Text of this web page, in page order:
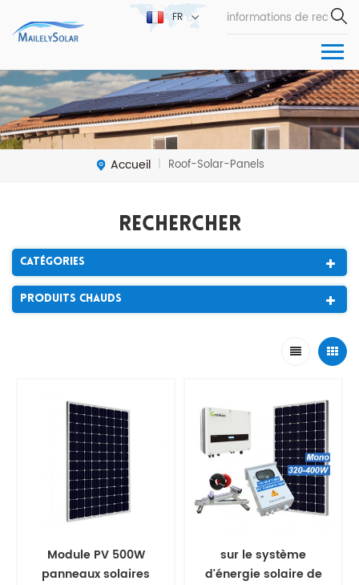
FR
Accueil | Roof-Solar-Panels
Rechercher
Catégories
Produits Chauds
Module PV 500W
panneaux solaires
sur le système
d'énergie solaire de